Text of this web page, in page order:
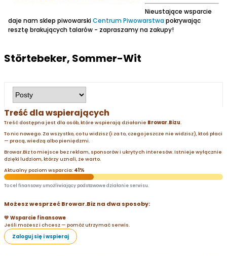
Nieustające wsparcie
daje nam sklep piwowarskiCentrum Piwowarstwapokrywając
resztę brakujących talarów - zapraszamy na zakupy!
Störtebeker, Sommer-Wit
Treść dla wspierających
Treść dostępna jest dla osób, które wspierają działanie Browar.Bizu.
To nic nowego. Za wszystko, co tu widzisz (i za to, czego jeszcze nie widzisz), ktoś płaci
— pracą, wiedzą albo pieniędzmi.
Browar.Biz to miejsce bez reklam, sponsorów i ukrytych interesów. Istnieje wyłącznie
dzięki ludziom, którzy uznali, że warto.
Aktualny poziom wsparcia: 41%
To cel finansowy umożliwiający podstawowe działanie serwisu.
Możesz wesprzeć Browar.Biz na dwa sposoby:
💛 Wsparcie finansowe
Jeśli możesz i chcesz — pomóż utrzymać serwis.
Zaloguj się i wspieraj